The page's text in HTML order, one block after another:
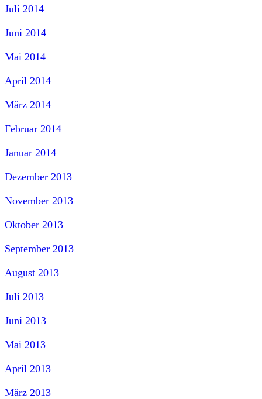
Juli 2014
Juni 2014
Mai 2014
April 2014
März 2014
Februar 2014
Januar 2014
Dezember 2013
November 2013
Oktober 2013
September 2013
August 2013
Juli 2013
Juni 2013
Mai 2013
April 2013
März 2013